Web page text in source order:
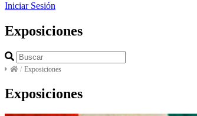
Iniciar Sesión
Exposiciones
/ Exposiciones
Exposiciones